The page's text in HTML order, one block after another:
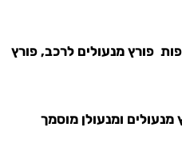
פורץ מנעולים לרכב, פורץ
ומנעולן מוסמך